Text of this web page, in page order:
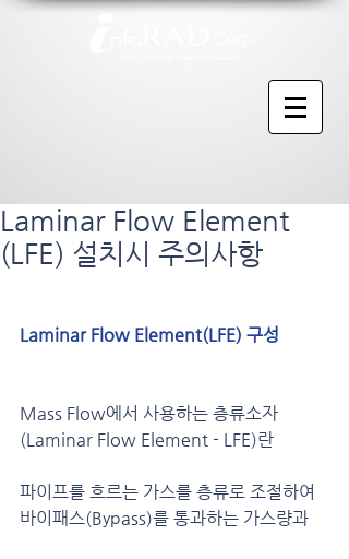
Laminar Flow Element
(LFE) 설치시 주의사항
Laminar Flow Element(LFE) 구성
Mass Flow에서 사용하는 층류소자
(Laminar Flow Element - LFE)란
파이프를 흐르는 가스를 층류로 조절하여
바이패스(Bypass)를 통과하는 가스량과